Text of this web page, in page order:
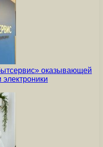
оказывающей
электроники